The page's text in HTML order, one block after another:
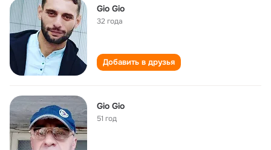
Gio Gio
32 года
Добавить в друзья
Gio Gio
51 год